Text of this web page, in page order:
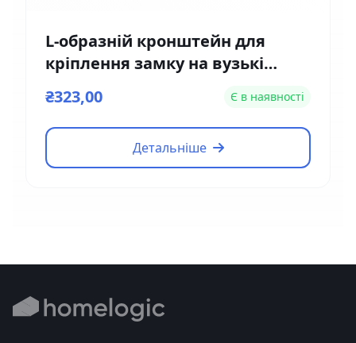
L-образній кронштейн для
кріплення замку на вузькі
₴323,00 Є в наявності
Детальніше